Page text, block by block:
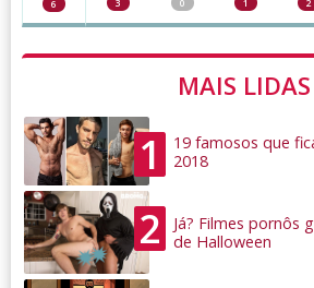
6
MAIS LIDAS
1
19 famosos que
2018
2
Já? Filmes pornôs
de Halloween